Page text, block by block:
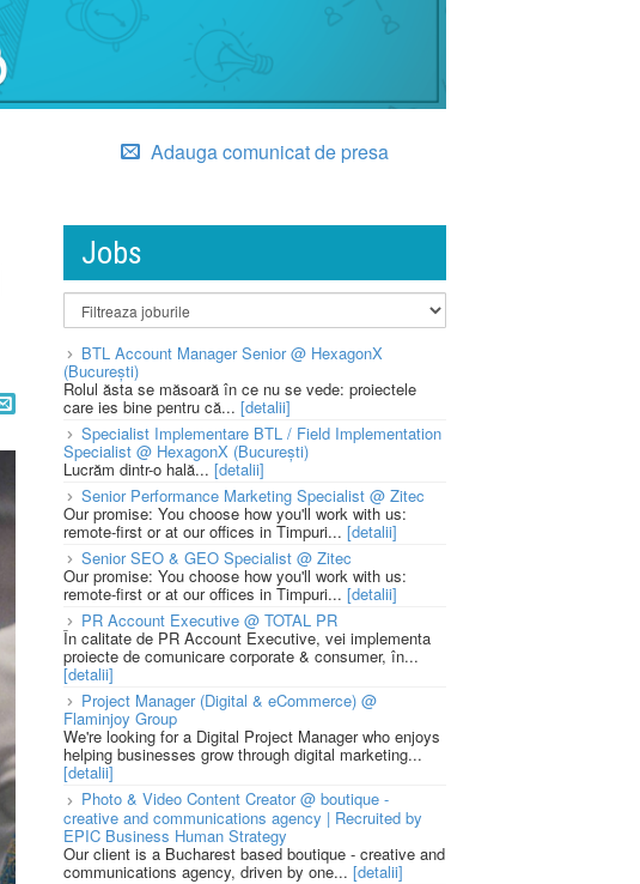
Adauga comunicat de presa
Jobs
BTL Account Manager Senior @ HexagonX
(București)
Rolul ăsta se măsoară în ce nu se vede: proiectele
care ies bine pentru că... [detalii]
Specialist Implementare BTL / Field Implementation
Specialist @ HexagonX (București)
Lucrăm dintr-o hală... [detalii]
Senior Performance Marketing Specialist @ Zitec
Our promise: You choose how you'll work with us:
remote-first or at our offices in Timpuri... [detalii]
Senior SEO & GEO Specialist @ Zitec
Our promise: You choose how you'll work with us:
remote-first or at our offices in Timpuri... [detalii]
PR Account Executive @ TOTAL PR
În calitate de PR Account Executive, vei implementa
proiecte de comunicare corporate & consumer, în...
[detalii]
Project Manager (Digital & eCommerce) @
Flaminjoy Group
We're looking for a Digital Project Manager who enjoys
helping businesses grow through digital marketing...
[detalii]
Photo & Video Content Creator @ boutique -
creative and communications agency | Recruited by
EPIC Business Human Strategy
Our client is a Bucharest based boutique - creative and
communications agency, driven by one... [detalii]